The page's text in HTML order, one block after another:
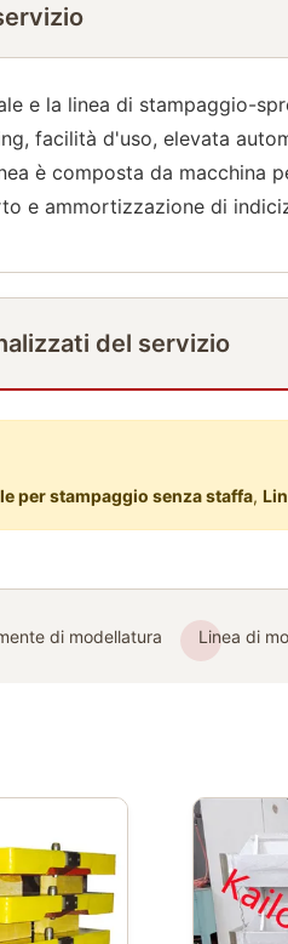
e la linea di stampaggio-
facilità d'uso, elevata
è composta da macchina
e ammortizzazione di
del servizio
per stampaggio senza staffa,
di modellatura Linea di